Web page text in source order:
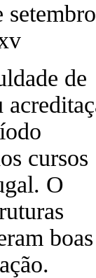
setembro
de
cursos
O
boas